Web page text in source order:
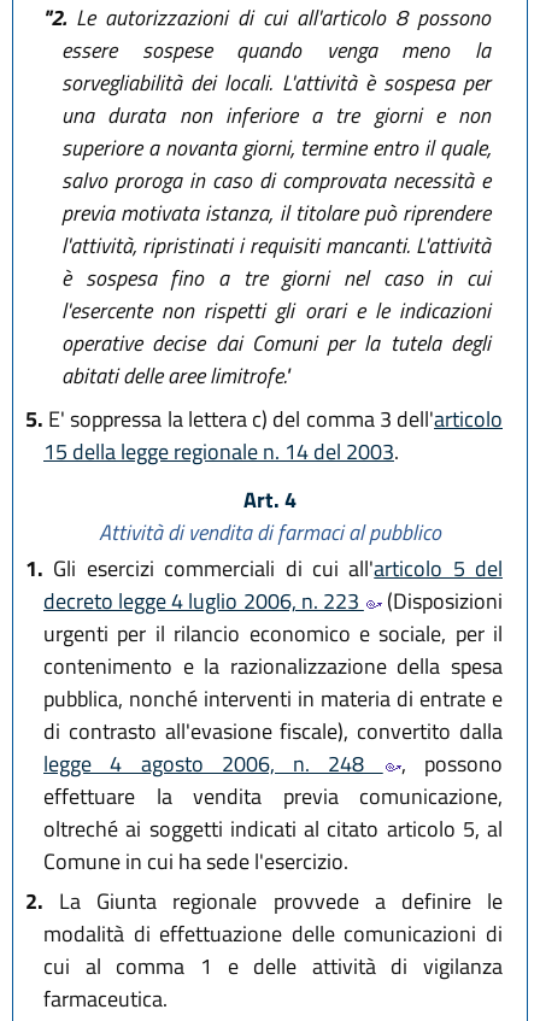
"2. Le autorizzazioni di cui all'articolo 8 possono
essere sospese quando venga meno la
sorvegliabilità dei locali. L'attività è sospesa per
una durata non inferiore a tre giorni e non
superiore a novanta giorni, termine entro il quale,
salvo proroga in caso di comprovata necessità e
previa motivata istanza, il titolare può riprendere
l'attività, ripristinati i requisiti mancanti. L'attività
è sospesa fino a tre giorni nel caso in cui
l'esercente non rispetti gli orari e le indicazioni
operative decise dai Comuni per la tutela degli
abitati delle aree limitrofe."
5. E' soppressa la lettera c) del comma 3 dell'articolo
15 della legge regionale n. 14 del 2003.
Art. 4
Attività di vendita di farmaci al pubblico
1. Gli esercizi commerciali di cui all'articolo 5 del
decreto legge 4 luglio 2006, n. 223
(Disposizioni
urgenti per il rilancio economico e sociale, per il
contenimento e la razionalizzazione della spesa
pubblica, nonché interventi in materia di entrate e
di contrasto all'evasione fiscale), convertito dalla
legge 4 agosto 2006, n. 248
, possono
effettuare la vendita previa comunicazione,
oltreché ai soggetti indicati al citato articolo 5, al
Comune in cui ha sede l'esercizio.
2. La Giunta regionale provvede a definire le
modalità di effettuazione delle comunicazioni di
cui al comma 1 e delle attività di vigilanza
farmaceutica.